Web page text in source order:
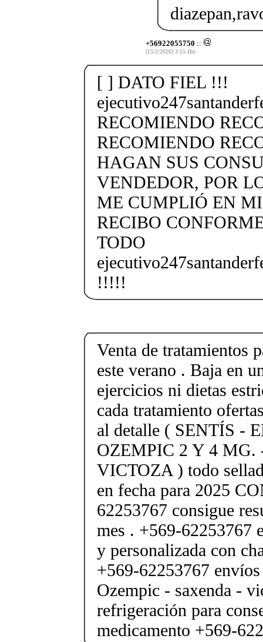
+56922055750 ::
[15/2/2026] 3:15 Hrs.
[ ] DATO FIEL !!!
RECOMIENDO
RECOMIENDO
HAGAN SUS
VENDEDOR, POR
ME CUMPLIÓ EN
RECIBO
TODO
!!!!!
Venta de tratamientos
este verano . Baja en
ejercicios ni dietas
cada tratamiento
al detalle ( SENTÍS -
OZEMPIC 2 Y 4
VICTOZA ) todo
en fecha para 2025
62253767 consigue
mes . +569-62253767
y personalizada con
+569-62253767
Ozempic - saxenda -
refrigeración para
medicamento +569-